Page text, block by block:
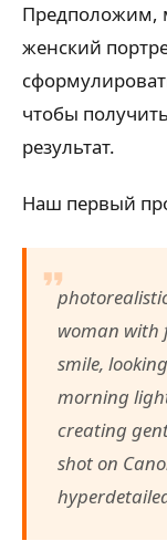
Предположим,
женский
чтобы
результат.
Наш первый
woman with
smile,
morning
creating
shot on